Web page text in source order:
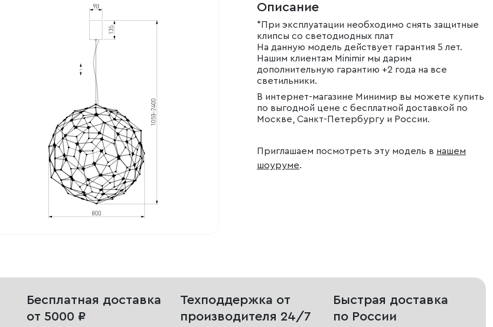
Описание
*При эксплуатации необходимо снять защитные
клипсы со светодиодных плат
На данную модель действует гарантия 5 лет.
Нашим клиентам Minimir мы дарим
дополнительную гарантию +2 года на все
светильники.
В интернет-магазине Минимир вы можете купить
по выгодной цене с бесплатной доставкой по
Москве, Санкт-Петербургу и России.
Приглашаем посмотреть эту модель в нашем
шоуруме.
Бесплатная доставка
от 5000 ₽
Техподдержка от
производителя 24/7
Быстрая доставка
по России